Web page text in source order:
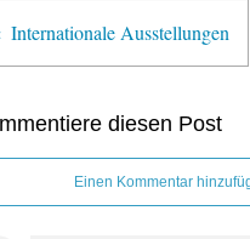
Internationale Ausstellungen
diesen Post
Einen Kommentar